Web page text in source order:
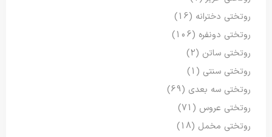
روتختی دخترانه (16)
روتختی دونفره (106)
روتختی ساتن (2)
روتختی سنتی (1)
روتختی سه بعدی (69)
روتختی عروس (71)
روتختی مخمل (18)